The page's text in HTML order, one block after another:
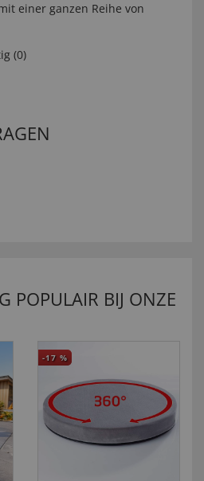
einer ganzen Reihe von
(0)
POPULAIR BIJ ONZE
-17 %